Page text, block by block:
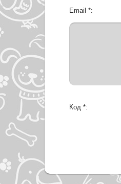
Email *:
Код *: